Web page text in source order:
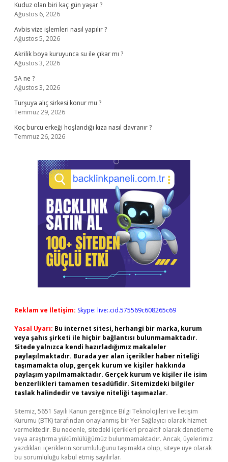
Kuduz olan biri kaç gün yaşar ?
Ağustos 6, 2026
Avbis vize işlemleri nasıl yapılır ?
Ağustos 5, 2026
Akrilik boya kuruyunca su ile çıkar mı ?
Ağustos 3, 2026
5A ne ?
Ağustos 3, 2026
Turşuya alıç sirkesi konur mu ?
Temmuz 29, 2026
Koç burcu erkeği hoşlandığı kıza nasıl davranır ?
Temmuz 26, 2026
Reklam ve İletişim: Skype: live:.cid.575569c608265c69
Yasal Uyarı: Bu internet sitesi, herhangi bir marka, kurum
veya şahıs şirketi ile hiçbir bağlantısı bulunmamaktadır.
Sitede yalnızca kendi hazırladığımız makaleler
paylaşılmaktadır. Burada yer alan içerikler haber niteliği
taşımamakta olup, gerçek kurum ve kişiler hakkında
paylaşım yapılmamaktadır. Gerçek kurum ve kişiler ile isim
benzerlikleri tamamen tesadüfidir. Sitemizdeki bilgiler
taslak halindedir ve tavsiye niteliği taşımazlar.
Sitemiz, 5651 Sayılı Kanun gereğince Bilgi Teknolojileri ve İletişim
Kurumu (BTK) tarafından onaylanmış bir Yer Sağlayıcı olarak hizmet
vermektedir. Bu nedenle, sitedeki içerikleri proaktif olarak denetleme
veya araştırma yükümlülüğümüz bulunmamaktadır. Ancak, üyelerimiz
yazdıkları içeriklerin sorumluluğunu taşımakta olup, siteye üye olarak
bu sorumluluğu kabul etmiş sayılırlar.